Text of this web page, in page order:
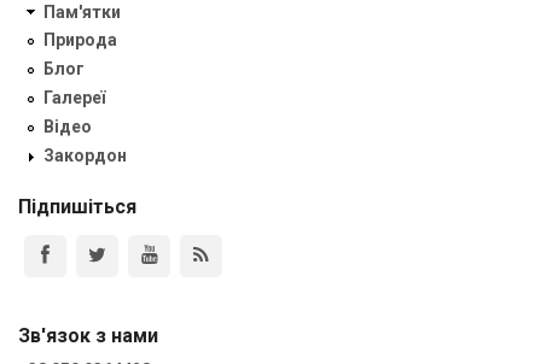
Пам'ятки
Природа
Блог
Галереї
Відео
Закордон
Підпишіться
Зв'язок з нами